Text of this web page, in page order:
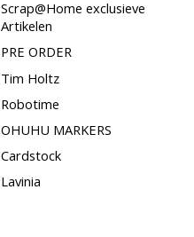
Scrap@Home exclusieve
Artikelen
PRE ORDER
Tim Holtz
Robotime
OHUHU MARKERS
Cardstock
Lavinia